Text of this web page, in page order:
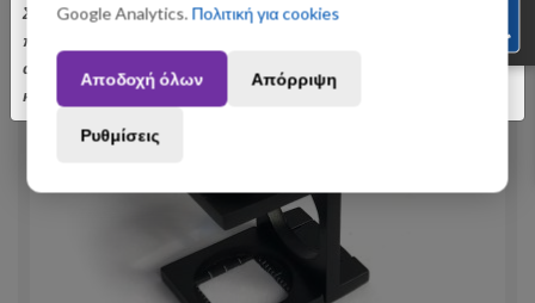
Σας ενημερώνουμε ότι οι παραγγελίες που θα
πραγματοποιηθούν από 3 έως 31 Αυγούστου ενδέχεται να
αποσταλούν με σχετική καθυστέρηση. Ευχαριστούμε για την
κατανόηση.
Google Analytics. Πολιτική για cookies
Αποδοχή όλων Απόρριψη
Ρυθμίσεις